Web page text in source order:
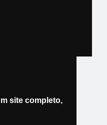
site completo,